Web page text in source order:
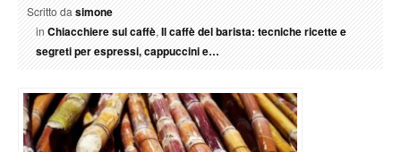
Scritto dasimone
inChiacchiere sul caffè,Il caffè del barista: tecniche ricette e
segreti per espressi, cappuccini e…